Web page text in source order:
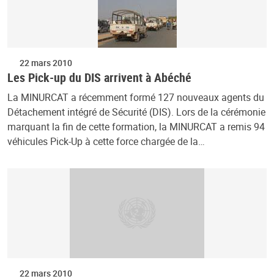
22 mars 2010
Les Pick-up du DIS arrivent à Abéché
La MINURCAT a récemment formé 127 nouveaux agents du
Détachement intégré de Sécurité (DIS). Lors de la cérémonie
marquant la fin de cette formation, la MINURCAT a remis 94
véhicules Pick-Up à cette force chargée de la…
22 mars 2010